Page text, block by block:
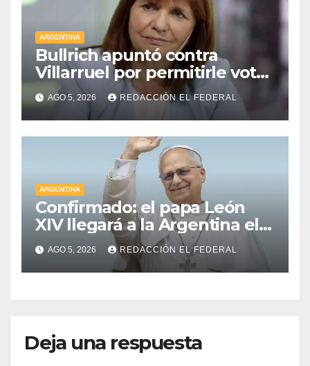
ARGENTINA
Bullrich apuntó contra
Villarruel por permitirle votar
a distancia a una senadora
kirchnerista: “Es un
mamarracho”
AGO 5, 2026 REDACCIÓN EL FEDERAL
ARGENTINA
Confirmado: el papa León
XIV llegará a la Argentina el 8
de noviembre y realizará una
histórica gira federal
AGO 5, 2026 REDACCIÓN EL FEDERAL
Deja una respuesta